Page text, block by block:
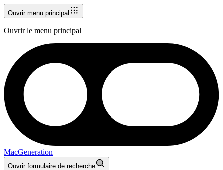
Ouvrir menu principal
Ouvrir le menu principal
MacGeneration
Ouvrir formulaire de recherche